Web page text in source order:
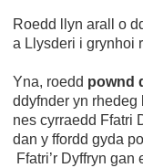
Roedd llyn arall o
a Llysderi i grynhoi
Yna, roedd pownd
ddyfnder yn rhedeg
nes cyrraedd Ffatri
dan y ffordd gyda
Ffatri’r Dyffryn gan